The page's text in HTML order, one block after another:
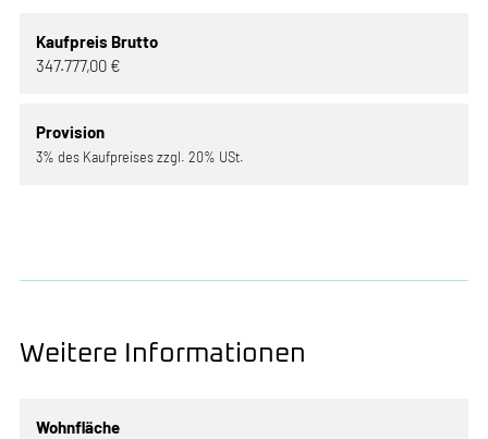
Kaufpreis Brutto
347.777,00 €
Provision
3% des Kaufpreises zzgl. 20% USt.
Weitere Informationen
Wohnfläche